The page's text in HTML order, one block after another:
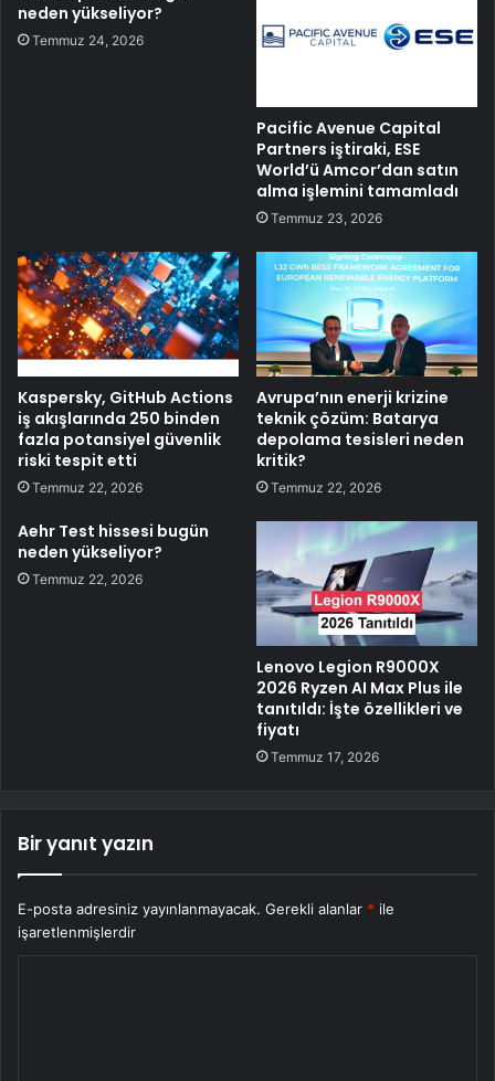
neden yükseliyor?
Temmuz 24, 2026
Pacific Avenue Capital
Partners iştiraki, ESE
World’ü Amcor’dan satın
alma işlemini tamamladı
Temmuz 23, 2026
Kaspersky, GitHub Actions
iş akışlarında 250 binden
fazla potansiyel güvenlik
riski tespit etti
Temmuz 22, 2026
Avrupa’nın enerji krizine
teknik çözüm: Batarya
depolama tesisleri neden
kritik?
Temmuz 22, 2026
Aehr Test hissesi bugün
neden yükseliyor?
Temmuz 22, 2026
Lenovo Legion R9000X
2026 Ryzen AI Max Plus ile
tanıtıldı: İşte özellikleri ve
fiyatı
Temmuz 17, 2026
Bir yanıt yazın
E-posta adresiniz yayınlanmayacak. Gerekli alanlar * ile
işaretlenmişlerdir